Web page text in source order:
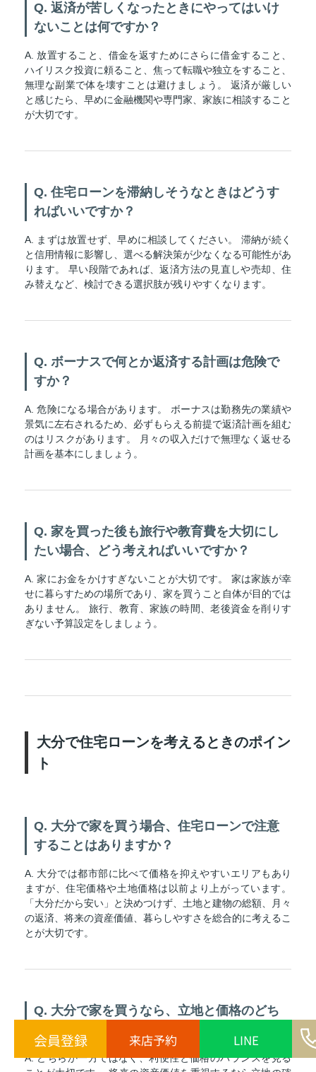
Q. 返済が苦しくなったときにやってはいけ
ないことは何ですか？
A. 放置すること、借金を返すためにさらに借金すること、
ハイリスク投資に頼ること、焦って転職や独立をすること、
無理な副業で体を壊すことは避けましょう。 返済が厳しい
と感じたら、早めに金融機関や専門家、家族に相談すること
が大切です。
Q. 住宅ローンを滞納しそうなときはどうす
ればいいですか？
A. まずは放置せず、早めに相談してください。 滞納が続く
と信用情報に影響し、選べる解決策が少なくなる可能性があ
ります。 早い段階であれば、返済方法の見直しや売却、住
み替えなど、検討できる選択肢が残りやすくなります。
Q. ボーナスで何とか返済する計画は危険で
すか？
A. 危険になる場合があります。 ボーナスは勤務先の業績や
景気に左右されるため、必ずもらえる前提で返済計画を組む
のはリスクがあります。 月々の収入だけで無理なく返せる
計画を基本にしましょう。
Q. 家を買った後も旅行や教育費を大切にし
たい場合、どう考えればいいですか？
A. 家にお金をかけすぎないことが大切です。 家は家族が幸
せに暮らすための場所であり、家を買うこと自体が目的では
ありません。 旅行、教育、家族の時間、老後資金を削りす
ぎない予算設定をしましょう。
大分で住宅ローンを考えるときのポイン
ト
Q. 大分で家を買う場合、住宅ローンで注意
することはありますか？
A. 大分では都市部に比べて価格を抑えやすいエリアもあり
ますが、住宅価格や土地価格は以前より上がっています。
「大分だから安い」と決めつけず、土地と建物の総額、月々
の返済、将来の資産価値、暮らしやすさを総合的に考えるこ
とが大切です。
Q. 大分で家を買うなら、立地と価格のどち
A. どちらか一方ではなく、利便性と価格のバランスを見る
会員登録 来店予約 LINE